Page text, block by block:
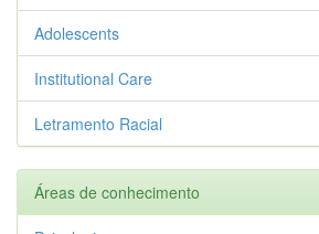
Adolescents
Institutional Care
Letramento Racial
Áreas de conhecimento